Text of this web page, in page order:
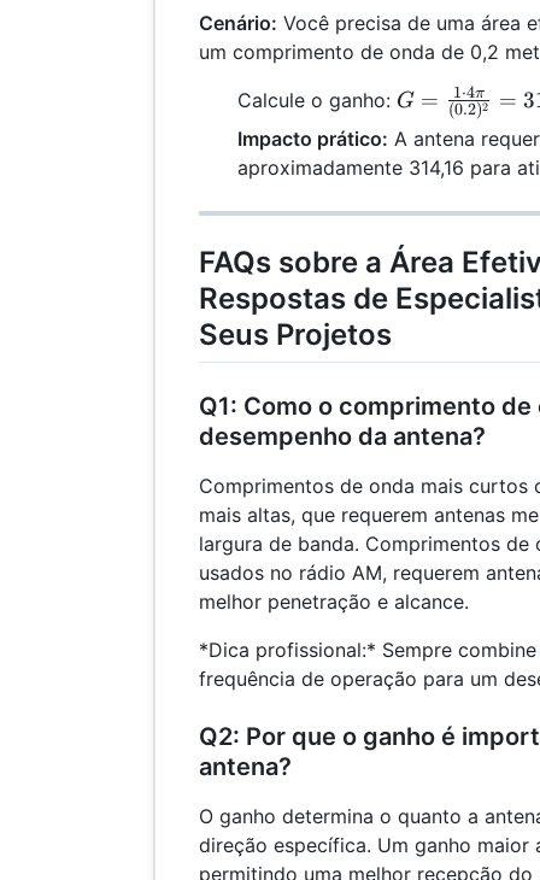
\text{m
sq}
Cenário: Você precisa de uma área
um comprimento de onda de 0,2
Calcule o ganho: G =
\frac{1
\cdot 4
\pi}
{(0.2)^2}
G = (0.2)2
1⋅4π =
Impacto prático: A antena
aproximadamente 314,16 para
FAQs sobre a Área
Respostas de
Seus Projetos
Q1: Como o comprimento de
desempenho da antena?
Comprimentos de onda mais curtos
mais altas, que requerem antenas
largura de banda. Comprimentos
usados ​​no rádio AM, requerem
melhor penetração e alcance.
*Dica profissional:* Sempre
frequência de operação para um
Q2: Por que o ganho é
antena?
O ganho determina o quanto a
direção específica. Um ganho maior
permitindo uma melhor recepção do